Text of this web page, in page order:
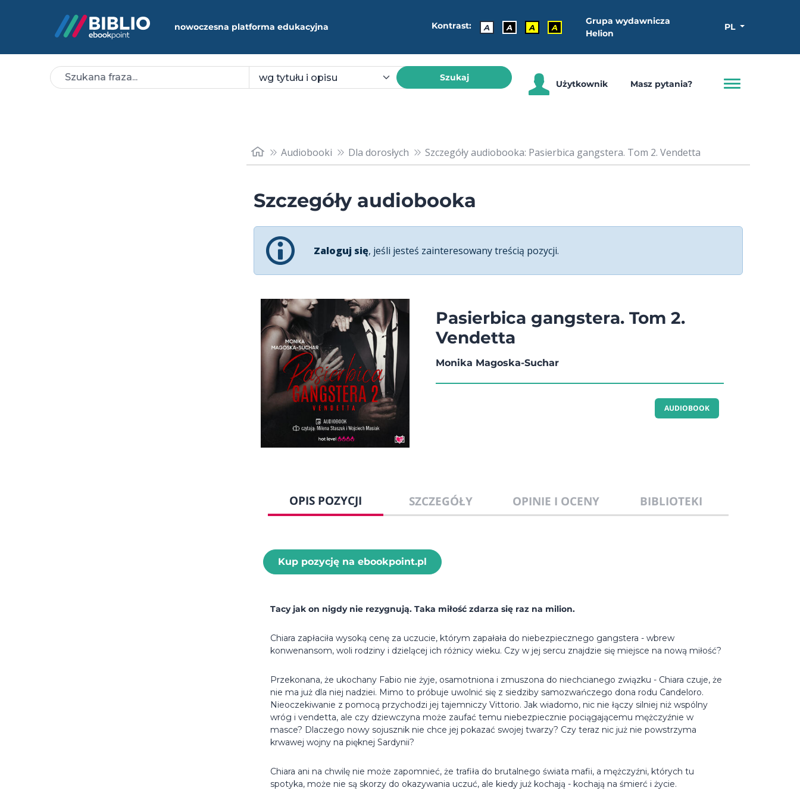
nowoczesna platforma edukacyjna Kontrast: A A A A
Grupa wydawnicza
Helion
PL
Szukaj
Użytkownik Masz pytania?
Audiobooki Dla dorosłych Szczegóły audiobooka: Pasierbica gangstera. Tom 2. Vendetta
Szczegóły audiobooka
Zaloguj się, jeśli jesteś zainteresowany treścią pozycji.
Pasierbica gangstera. Tom 2.
Vendetta
Monika Magoska-Suchar
AUDIOBOOK
OPIS POZYCJI SZCZEGÓŁY OPINIE I OCENY BIBLIOTEKI
Kup pozycję na ebookpoint.pl
Tacy jak on nigdy nie rezygnują. Taka miłość zdarza się raz na milion.
Chiara zapłaciła wysoką cenę za uczucie, którym zapałała do niebezpiecznego gangstera - wbrew
konwenansom, woli rodziny i dzielącej ich różnicy wieku. Czy w jej sercu znajdzie się miejsce na nową miłość?
Przekonana, że ukochany Fabio nie żyje, osamotniona i zmuszona do niechcianego związku - Chiara czuje, że
nie ma już dla niej nadziei. Mimo to próbuje uwolnić się z siedziby samozwańczego dona rodu Candeloro.
Nieoczekiwanie z pomocą przychodzi jej tajemniczy Vittorio. Jak wiadomo, nic nie łączy silniej niż wspólny
wróg i vendetta, ale czy dziewczyna może zaufać temu niebezpiecznie pociągającemu mężczyźnie w
masce? Dlaczego nowy sojusznik nie chce jej pokazać swojej twarzy? Czy teraz nic już nie powstrzyma
krwawej wojny na pięknej Sardynii?
Chiara ani na chwilę nie może zapomnieć, że trafiła do brutalnego świata mafii, a mężczyźni, których tu
spotyka, może nie są skorzy do okazywania uczuć, ale kiedy już kochają - kochają na śmierć i życie.